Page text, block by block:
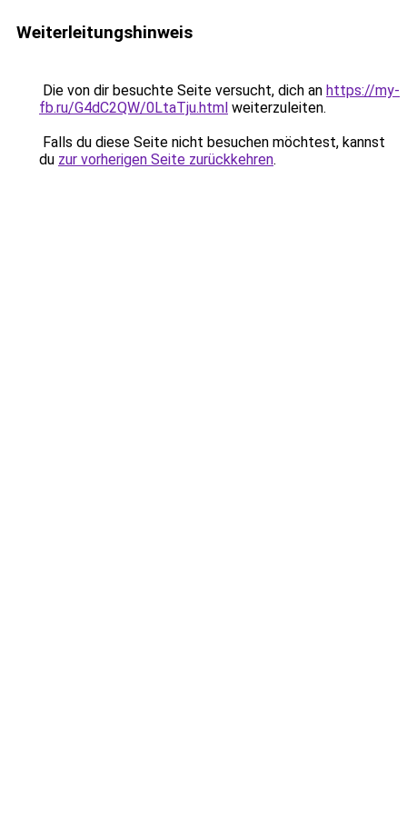
Weiterleitungshinweis
Die von dir besuchte Seite versucht, dich an https://my-
fb.ru/G4dC2QW/0LtaTju.html weiterzuleiten.
Falls du diese Seite nicht besuchen möchtest, kannst
du zur vorherigen Seite zurückkehren.